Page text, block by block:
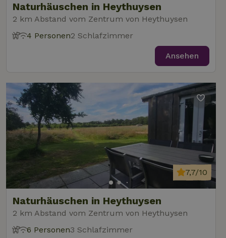
Naturhäuschen in Heythuysen
2 km Abstand vom Zentrum von Heythuysen
4 Personen2 Schlafzimmer
Ansehen
Naturhäuschen in Heythuysen
2 km Abstand vom Zentrum von Heythuysen
7,7/10
6 Personen3 Schlafzimmer